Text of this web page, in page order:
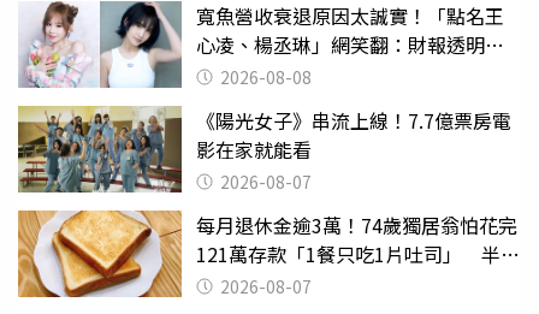
寬魚營收衰退原因太誠實！「點名王
心凌、楊丞琳」網笑翻：財報透明度
滿分2026-08-08
《陽光女子》串流上線！7.7億票房電
影在家就能看
2026-08-07
每月退休金逾3萬！74歲獨居翁怕花完
121萬存款「1餐只吃1片吐司」 半年
後暴瘦嚇壞女兒
2026-08-07